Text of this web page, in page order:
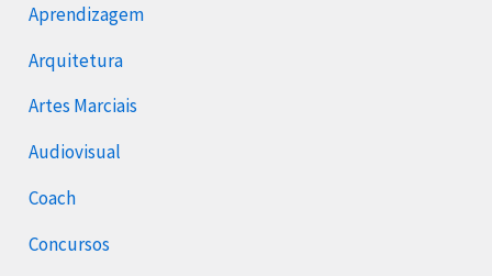
Aprendizagem
Arquitetura
Artes Marciais
Audiovisual
Coach
Concursos